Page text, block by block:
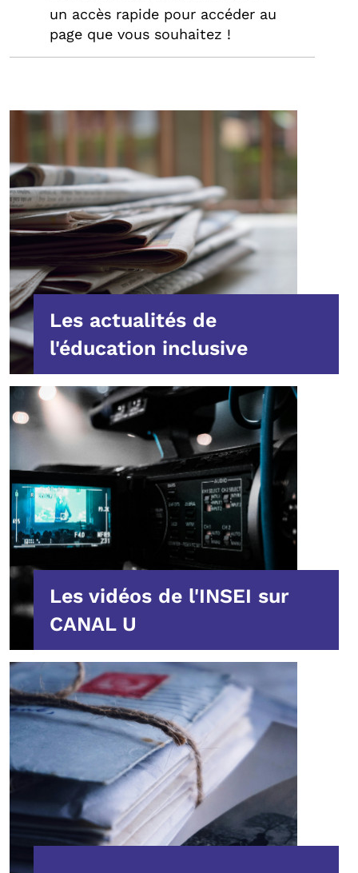
un accès rapide pour accéder au
page que vous souhaitez !
Les actualités de
l'éducation inclusive
Les vidéos de l'INSEI sur
CANAL U